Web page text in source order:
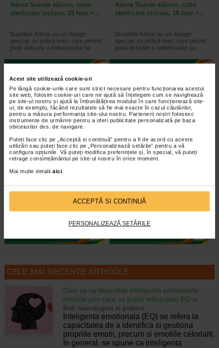
Acest site utilizează cookie-uri
Pe lângă cookie-urile care sunt strict necesare pentru funcționarea acestui
site web, folosim cookie-uri care ne ajută să înțelegem cum se navighează
pe site-ul nostru și ajută la îmbunătățirea modului în care funcționează site-
ul, de exemplu, făcând rezultatele să fie mai exacte în cazul căutărilor,
pentru a măsura performanța site-ului nostru. Partenerii noștri folosesc
instrumente de urmărire pentru a oferi publicitate personalizată pe baza
obiceiurilor dvs. de navigare.
Puteți face clic pe „Acceptă si continuă” pentru a fi de acord cu aceste
utilizări sau puteți face clic pe „Personalizează setările” pentru a vă
configura opțiunile. Vă puteți modifica preferințele și, în special, vă puteți
retrage consimțământul pe site-ul nostru în orice moment.
Mai multe detalii aici.
ACCEPTĂ SI CONTINUĂ
PERSONALIZEAZĂ SETĂRILE
Adora Suzeta silicon, cutie
sterilizare inclusa, 18 luni +…
Suzetele Adora au un design
special, cu orificii mari, care permit
pielii delicate a bebelusului sa…
Adora Suzeta silicon, cutie
sterilizare inclusa, 18 luni +…
Suzetele Adora au un design
special, cu orificii mari, care permit
pielii delicate a bebelusului sa…
2 + Bavetă silicon
Tetina anticolici cu flux rapid 6
luni+, 2 bucati, ADORA
Tetinele Adora au flux adaptat in
functie de etapa de dezvoltare a
micutului tau. Forma tetinei este…
-35%
Gatul larg al biberonului Adora
permite umplerea usoara a
acestuia, iar tetina cu valva…
CELE MAI RECENTE ARTICOLE
Cum sa va dezvoltati inteligenta emotionala:
metode prin care va puteti imbunatati EQ-ul
Boli neurologice si psihice
Inteligenta emotionala (EQ) se refera la
capacitatea de a identifica si gestiona
propriile emotii, precum si emotiile celorlalti.
In general, se spune ca inteligenta